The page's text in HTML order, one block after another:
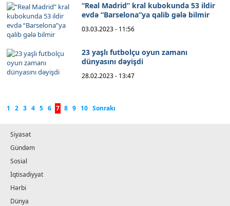
“Real Madrid” kral kubokunda 53 ildir
evdə “Barselona”ya qalib gələ bilmir
03.03.2023 - 11:56
23 yaşlı futbolçu oyun zamanı
dünyasını dəyişdi
28.02.2023 - 13:47
1 2 3 4 5 6 7 8 9 10 Sonrakı
Siyasət
Gündəm
Sosial
İqtisadiyyat
Hərbi
Dünya